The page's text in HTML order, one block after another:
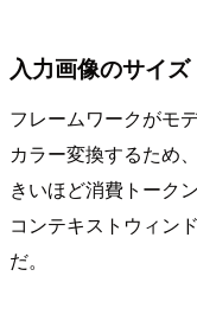
入力画像のサイズ
フレームワークがモ
カラー変換するため
きいほど消費トーク
コンテキストウィン
だ。